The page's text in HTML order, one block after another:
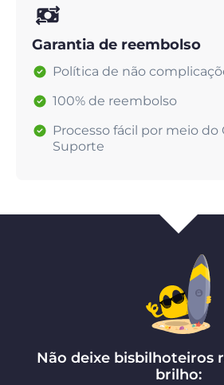
Garantia de reembolso
Política de não
100% de reembolso
Processo fácil por meio do
Suporte
Não deixe bisbilhoteiros
brilho: